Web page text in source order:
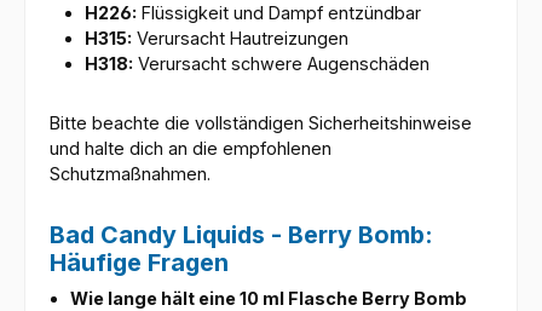
H226: Flüssigkeit und Dampf entzündbar
H315: Verursacht Hautreizungen
H318: Verursacht schwere Augenschäden
Bitte beachte die vollständigen Sicherheitshinweise
und halte dich an die empfohlenen
Schutzmaßnahmen.
Bad Candy Liquids - Berry Bomb:
Häufige Fragen
Wie lange hält eine 10 ml Flasche Berry Bomb